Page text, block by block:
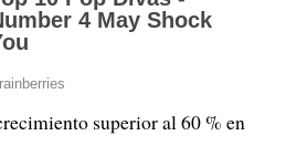
superior al 60 % en